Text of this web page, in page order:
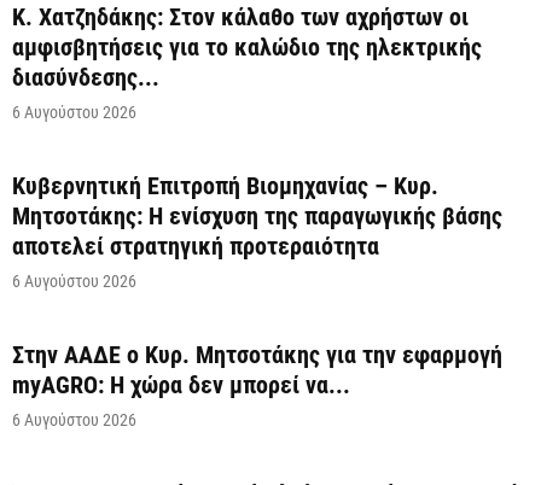
Κ. Χατζηδάκης: Στον κάλαθο των αχρήστων οι
αμφισβητήσεις για το καλώδιο της ηλεκτρικής
διασύνδεσης...
6 Αυγούστου 2026
Κυβερνητική Επιτροπή Βιομηχανίας – Κυρ.
Μητσοτάκης: Η ενίσχυση της παραγωγικής βάσης
αποτελεί στρατηγική προτεραιότητα
6 Αυγούστου 2026
Στην ΑΑΔΕ ο Κυρ. Μητσοτάκης για την εφαρμογή
myAGRO: Η χώρα δεν μπορεί να...
6 Αυγούστου 2026